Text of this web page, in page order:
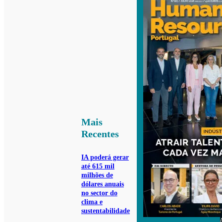
Mais
Recentes
IA poderá gerar
até 615 mil
milhões de
dólares anuais
no sector do
clima e
sustentabilidade